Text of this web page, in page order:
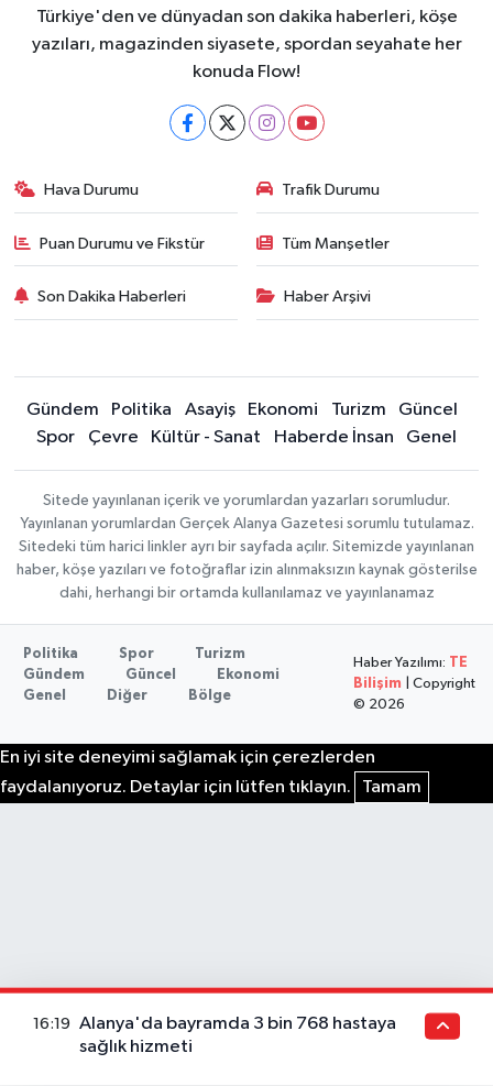
Türkiye'den ve dünyadan son dakika haberleri, köşe
yazıları, magazinden siyasete, spordan seyahate her
konuda Flow!
Hava Durumu Trafik Durumu
Puan Durumu ve Fikstür Tüm Manşetler
Son Dakika Haberleri Haber Arşivi
Gündem Politika Asayiş Ekonomi Turizm
Güncel
Spor
Çevre Kültür - Sanat Haberde İnsan Genel
Sitede yayınlanan içerik ve yorumlardan yazarları sorumludur.
Yayınlanan yorumlardan Gerçek Alanya Gazetesi sorumlu tutulamaz.
Sitedeki tüm harici linkler ayrı bir sayfada açılır. Sitemizde yayınlanan
haber, köşe yazıları ve fotoğraflar izin alınmaksızın kaynak gösterilse
dahi, herhangi bir ortamda kullanılamaz ve yayınlanamaz
Politika Spor
Turizm
Gündem
Güncel
Ekonomi
Genel
Diğer Bölge
Haber Yazılımı:
TE
Bilişim | Copyright
© 2026
En iyi site deneyimi sağlamak için çerezlerden
faydalanıyoruz. Detaylar için lütfen tıklayın.
Tamam
16:19
Alanya'da bayramda 3 bin 768 hastaya
sağlık hizmeti